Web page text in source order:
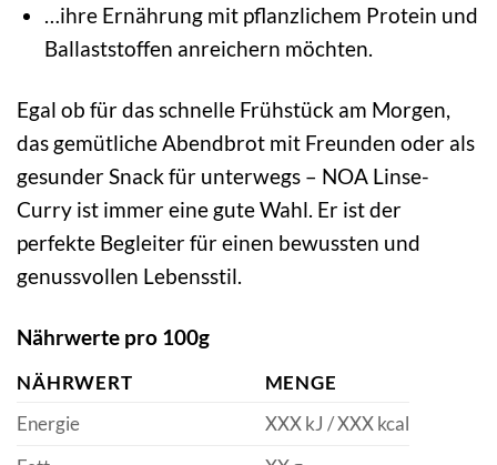
…ihre Ernährung mit pflanzlichem Protein und
Ballaststoffen anreichern möchten.
Egal ob für das schnelle Frühstück am Morgen,
das gemütliche Abendbrot mit Freunden oder als
gesunder Snack für unterwegs – NOA Linse-
Curry ist immer eine gute Wahl. Er ist der
perfekte Begleiter für einen bewussten und
genussvollen Lebensstil.
Nährwerte pro 100g
NÄHRWERT
MENGE
Energie
XXX kJ / XXX kcal